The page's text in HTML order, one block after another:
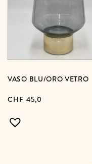
VASO BLU/ORO VETRO
CHF 45,0